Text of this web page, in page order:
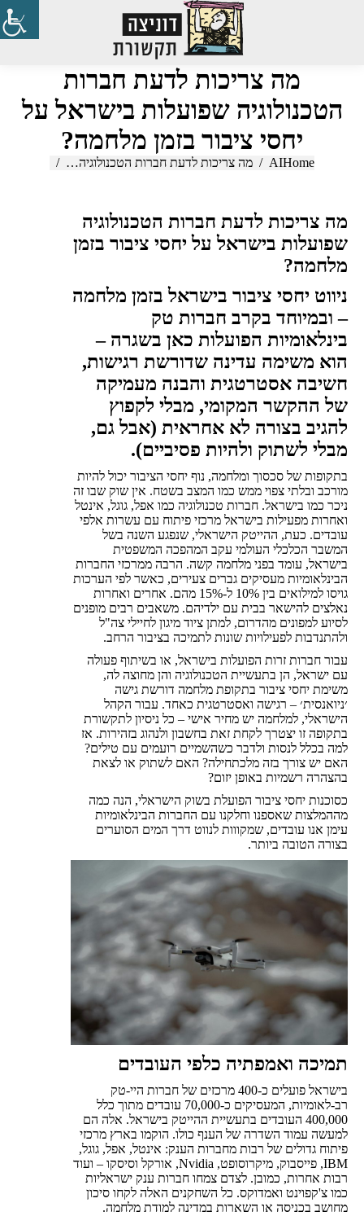
Search:
מה צריכות לדעת חברות
הטכנולוגיה שפועלות בישראל על
יחסי ציבור בזמן מלחמה?
You are here:
Home
AI מה צריכות לדעת חברות הטכנולוגיה…
מה צריכות לדעת חברות הטכנולוגיה
שפועלות בישראל על יחסי ציבור בזמן
מלחמה?
ניווט יחסי ציבור בישראל בזמן מלחמה
– ובמיוחד בקרב חברות טק
בינלאומיות הפועלות כאן בשגרה –
הוא משימה עדינה שדורשת רגישות,
חשיבה אסטרטגית והבנה מעמיקה
של ההקשר המקומי, מבלי לקפוץ
להגיב בצורה לא אחראית (אבל גם,
מבלי לשתוק ולהיות פסיביים).
בתקופות של סכסוך ומלחמה, נוף יחסי הציבור יכול להיות
מורכב ובלתי צפוי ממש כמו המצב בשטח. אין שוק שבו זה
ניכר כמו בישראל. חברות טכנולוגיה כמו אפל, גוגל, אינטל
ואחרות מפעילות בישראל מרכזי פיתוח עם עשרות אלפי
עובדים. כעת, ההייטק הישראלי, שנפגע השנה בשל
המשבר הכלכלי העולמי עקב המהפכה המשפטית
בישראל, עומד בפני מלחמה קשה. הרבה ממרכזי החברות
הבינלאומיות מעסיקים גברים צעירים, כאשר לפי הערכות
גויסו למילואים בין 10% ל-15% מהם. אחרים ואחרות
נאלצים להישאר בבית עם ילדיהם. משאבים רבים מופנים
לסיוע למפונים מהדרום, למתן ציוד מיגון לחיילי צה"ל
ולהתנדבות לפעילויות שונות לתמיכה בציבור הרחב.
עבור חברות זרות הפועלות בישראל, או בשיתוף פעולה
עם ישראל, הן בתעשיית הטכנולוגיה והן מחוצה לה,
משימת יחסי ציבור בתקופת מלחמה דורשת גישה
׳ניואנסית׳ – רגישה ואסטרטגית כאחד. עבור הקהל
הישראלי, למלחמה יש מחיר אישי – כל ניסיון לתקשורת
בתקופה זו יצטרך לקחת זאת בחשבון ולנהוג בזהירות. אז
למה בכלל לנסות ולדבר כשהשמיים רועמים עם טילים?
האם יש צורך בזה מלכתחילה? האם לשתוק או לצאת
בהצהרה רשמיות באופן יזום?
כסוכנות יחסי ציבור הפועלת בשוק הישראלי, הנה כמה
מההמלצות שאספנו וחלקנו עם החברות הבינלאומיות
עימן אנו עובדים, שמקווות לנווט דרך המים הסוערים
בצורה הטובה ביותר.
תמיכה ואמפתיה כלפי העובדים
בישראל פועלים כ-400 מרכזים של חברות היי-טק
רב-לאומיות, המעסיקים כ-70,000 עובדים מתוך כלל
400,000 העובדים בתעשיית ההייטק בישראל. אלה הם
למעשה עמוד השדרה של הענף כולו. הוקמו בארץ מרכזי
פיתוח גדולים של רבות מחברות הענק: אינטל, אפל, גוגל,
IBM, פייסבוק, מיקרוסופט, Nvidia, אורקל וסיסקו – ועוד
רבות אחרות, כמובן. לצדם צמחו חברות ענק ישראליות
כמו צ'קפוינט ואמדוקס. כל השחקנים האלה לקחו סיכון
מחושב בכניסה או השארות במדינה למודת מלחמה.